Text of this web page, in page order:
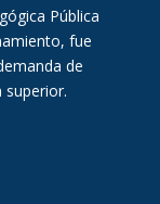
Pública
fue
de
superior.